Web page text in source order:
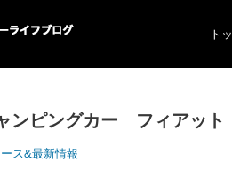
ブログ
ト
ンピングカー フィアッ
ス&最新情報